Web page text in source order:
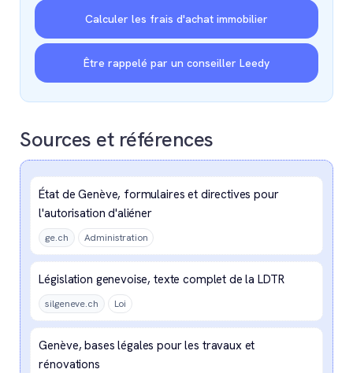
Calculer les frais d'achat immobilier
Être rappelé par un conseiller Leedy
Sources et références
État de Genève, formulaires et directives pour
l'autorisation d'aliéner
ge.ch Administration
Législation genevoise, texte complet de la LDTR
silgeneve.ch Loi
Genève, bases légales pour les travaux et
rénovations